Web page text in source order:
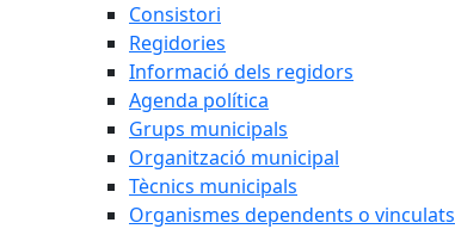
Consistori
Regidories
Informació dels regidors
Agenda política
Grups municipals
Organització municipal
Tècnics municipals
Organismes dependents o vinculats